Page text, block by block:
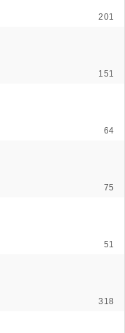
201
151
64
75
51
318